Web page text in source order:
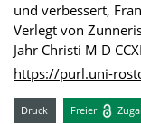
und verbessert,
Verlegt von
Jahr Christi M D
https://purl.uni-
Druck Freier